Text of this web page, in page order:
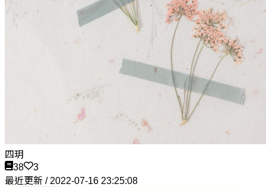
四玥
38
3
最近更新 / 2022-07-16 23:25:08